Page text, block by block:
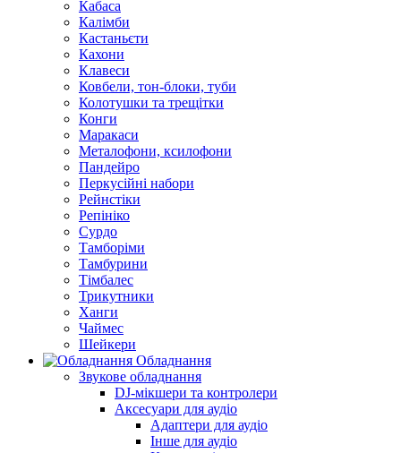
Кабаса
Калімби
Кастаньєти
Кахони
Клавеси
Ковбели, тон-блоки, туби
Колотушки та трещітки
Конги
Маракаси
Металофони, ксилофони
Пандейро
Перкусійні набори
Рейнстіки
Репініко
Сурдо
Тамборіми
Тамбурини
Тімбалес
Трикутники
Ханги
Чаймес
Шейкери
Обладнання
Звукове обладнання
DJ-мікшери та контролери
Аксесуари для аудіо
Адаптери для аудіо
Інше для аудіо